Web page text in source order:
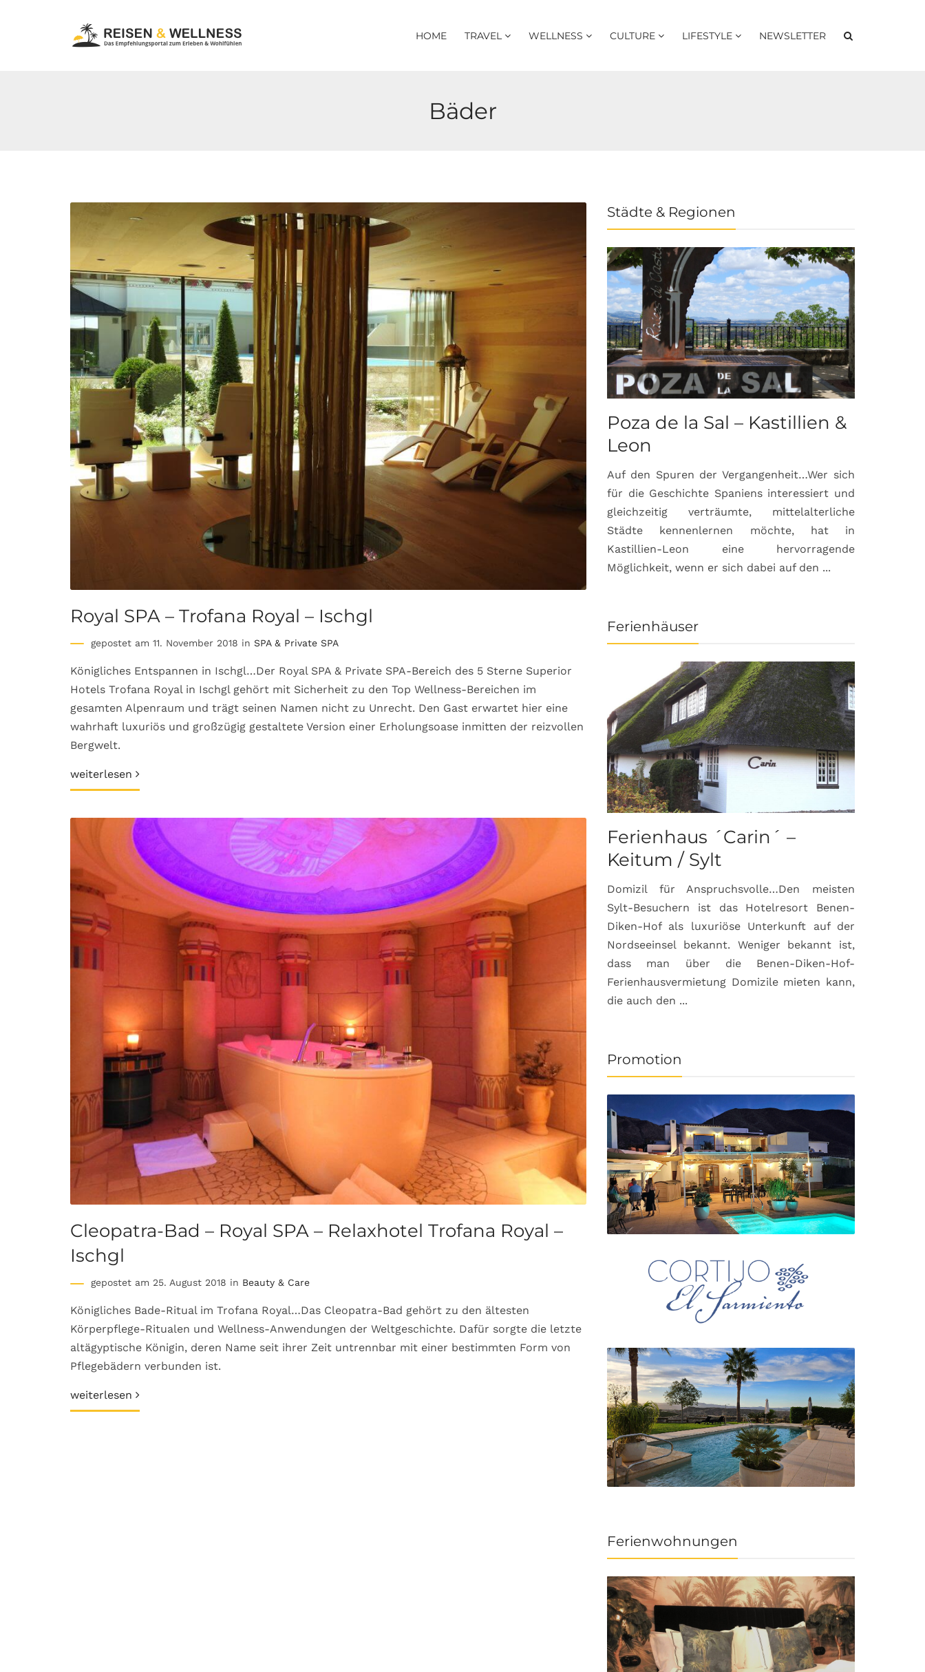
HOME TRAVEL WELLNESS CULTURE LIFESTYLE NEWSLETTER
Bäder
Royal SPA – Trofana Royal – Ischgl
gepostet am 11. November 2018 in SPA & Private SPA
Königliches Entspannen in Ischgl…Der Royal SPA & Private SPA-Bereich des 5 Sterne Superior
Hotels Trofana Royal in Ischgl gehört mit Sicherheit zu den Top Wellness-Bereichen im
gesamten Alpenraum und trägt seinen Namen nicht zu Unrecht. Den Gast erwartet hier eine
wahrhaft luxuriös und großzügig gestaltete Version einer Erholungsoase inmitten der reizvollen
Bergwelt.
weiterlesen
Cleopatra-Bad – Royal SPA – Relaxhotel Trofana Royal –
Ischgl
gepostet am 25. August 2018 in Beauty & Care
Königliches Bade-Ritual im Trofana Royal…Das Cleopatra-Bad gehört zu den ältesten
Körperpflege-Ritualen und Wellness-Anwendungen der Weltgeschichte. Dafür sorgte die letzte
altägyptische Königin, deren Name seit ihrer Zeit untrennbar mit einer bestimmten Form von
Pflegebädern verbunden ist.
weiterlesen
Städte & Regionen
Poza de la Sal – Kastillien &
Leon
Auf den Spuren der Vergangenheit…Wer sich
für die Geschichte Spaniens interessiert und
gleichzeitig verträumte, mittelalterliche
Städte kennenlernen möchte, hat in
Kastillien-Leon eine hervorragende
Möglichkeit, wenn er sich dabei auf den ...
Ferienhäuser
Ferienhaus ´Carin´ –
Keitum / Sylt
Domizil für Anspruchsvolle…Den meisten
Sylt-Besuchern ist das Hotelresort Benen-
Diken-Hof als luxuriöse Unterkunft auf der
Nordseeinsel bekannt. Weniger bekannt ist,
dass man über die Benen-Diken-Hof-
Ferienhausvermietung Domizile mieten kann,
die auch den ...
Promotion
Ferienwohnungen